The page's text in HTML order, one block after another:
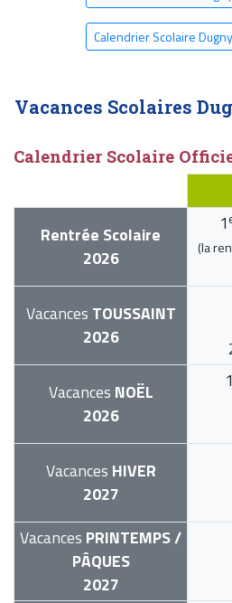
Calendrier Scolaire Dugny
Vacances Scolaires
Calendrier Scolaire
Rentrée Scolaire
2026
1
(la
Vacances TOUSSAINT
2026
Vacances NOËL
2026
Vacances HIVER
2027
Vacances PRINTEMPS /
PÂQUES
2027